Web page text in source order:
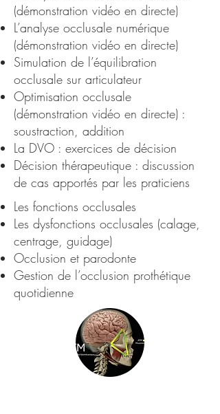
(démonstration vidéo en directe)
L’analyse occlusale numérique
(démonstration vidéo en directe)
Simulation de l’équilibration
occlusale sur articulateur
Optimisation occlusale
(démonstration vidéo en directe) :
soustraction, addition
La DVO : exercices de décision
Décision thérapeutique : discussion
de cas apportés par les praticiens
Les fonctions occlusales
Les dysfonctions occlusales (calage,
centrage, guidage)
Occlusion et parodonte
Gestion de l’occlusion prothétique
quotidienne